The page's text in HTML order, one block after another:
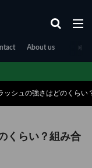
About us
ッシュの強さはどのくらい
くらい？組み合